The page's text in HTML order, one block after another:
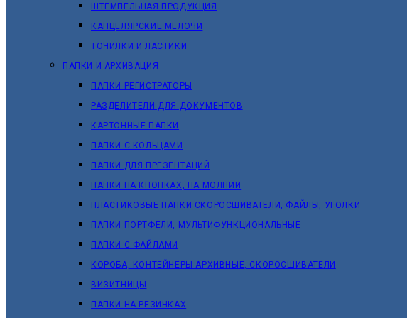
ШТЕМПЕЛЬНАЯ ПРОДУКЦИЯ
КАНЦЕЛЯРСКИЕ МЕЛОЧИ
ТОЧИЛКИ И ЛАСТИКИ
ПАПКИ И АРХИВАЦИЯ
ПАПКИ РЕГИСТРАТОРЫ
РАЗДЕЛИТЕЛИ ДЛЯ ДОКУМЕНТОВ
КАРТОННЫЕ ПАПКИ
ПАПКИ С КОЛЬЦАМИ
ПАПКИ ДЛЯ ПРЕЗЕНТАЦИЙ
ПАПКИ НА КНОПКАХ, НА МОЛНИИ
ПЛАСТИКОВЫЕ ПАПКИ СКОРОСШИВАТЕЛИ, ФАЙЛЫ, УГОЛКИ
ПАПКИ ПОРТФЕЛИ, МУЛЬТИФУНКЦИОНАЛЬНЫЕ
ПАПКИ С ФАЙЛАМИ
КОРОБА, КОНТЕЙНЕРЫ АРХИВНЫЕ, СКОРОСШИВАТЕЛИ
ВИЗИТНИЦЫ
ПАПКИ НА РЕЗИНКАХ